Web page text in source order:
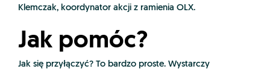
Klemczak, koordynator akcji z ramienia OLX.
Jak pomóc?
Jak się przyłączyć? To bardzo proste. Wystarczy